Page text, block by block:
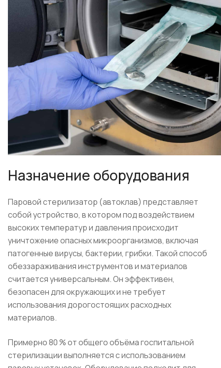
Назначение оборудования
Паровой стерилизатор (автоклав) представляет
собой устройство, в котором под воздействием
высоких температур и давления происходит
уничтожение опасных микроорганизмов, включая
патогенные вирусы, бактерии, грибки. Такой способ
обеззараживания инструментов и материалов
считается универсальным. Он эффективен,
безопасен для окружающих и не требует
использования дорогостоящих расходных
материалов.
Примерно 80 % от общего объёма госпитальной
стерилизации выполняется с использованием